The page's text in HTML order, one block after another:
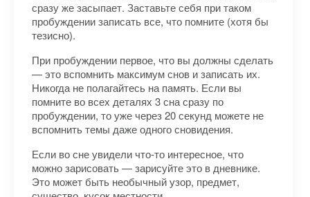
сразу же засыпает. Заставьте себя при таком
пробуждении записать все, что помните (хотя бы
тезисно).
При пробуждении первое, что вы должны сделать
— это вспомнить максимум снов и записать их.
Никогда не полагайтесь на память. Если вы
помните во всех деталях 3 сна сразу по
пробуждении, то уже через 20 секунд можете не
вспомнить темы даже одного сновидения.
Если во сне увидели что-то интересное, что
можно зарисовать — зарисуйте это в дневнике.
Это может быть необычный узор, предмет,